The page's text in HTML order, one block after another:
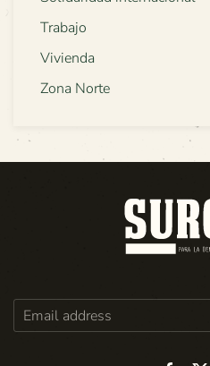
Trabajo
Vivienda
Zona Norte